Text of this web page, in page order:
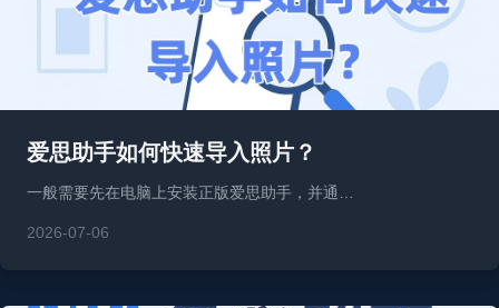
爱思助手如何快速导入照片？
一般需要先在电脑上安装正版爱思助手，并通…
2026-07-06